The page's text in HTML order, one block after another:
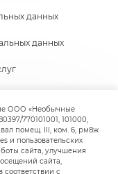
данных
данных
cookie
ООО «Необычные
770101001, 101000,
помещ. III, ком. 6, рм8ж
и пользовательских
сайта, улучшения
сайта,
соответствии с